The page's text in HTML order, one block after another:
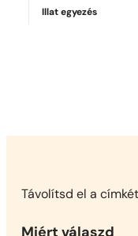
Illat egyezés
Távolítsd el a
Miért válaszd